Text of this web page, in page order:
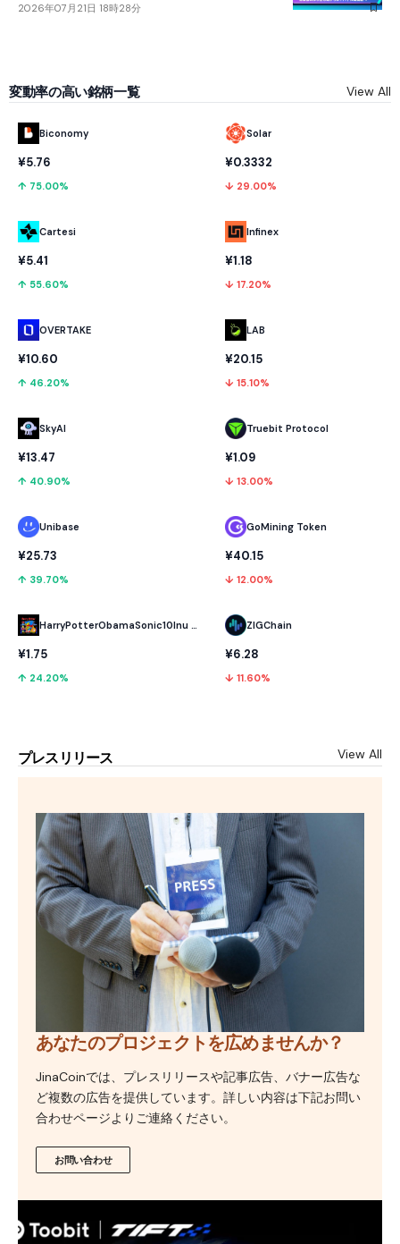
2026年07月21日 18時28分
変動率の高い銘柄一覧 View All
Biconomy
¥5.76
↑ 75.00%
Cartesi
¥5.41
↑ 55.60%
OVERTAKE
¥10.60
↑ 46.20%
SkyAI
¥13.47
↑ 40.90%
Unibase
¥25.73
↑ 39.70%
HarryPotterObamaSonic10Inu (ETH)
¥1.75
↑ 24.20%
Solar
¥0.3332
↓ 29.00%
Infinex
¥1.18
↓ 17.20%
LAB
¥20.15
↓ 15.10%
Truebit Protocol
¥1.09
↓ 13.00%
GoMining Token
¥40.15
↓ 12.00%
ZIGChain
¥6.28
↓ 11.60%
プレスリリース View All
あなたのプロジェクトを広めませんか？
JinaCoinでは、プレスリリースや記事広告、バナー広告な
ど複数の広告を提供しています。詳しい内容は下記お問い
合わせページよりご連絡ください。
お問い合わせ